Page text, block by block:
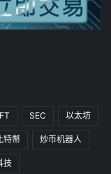
SEC 以太坊
特幣 炒币机器人
技